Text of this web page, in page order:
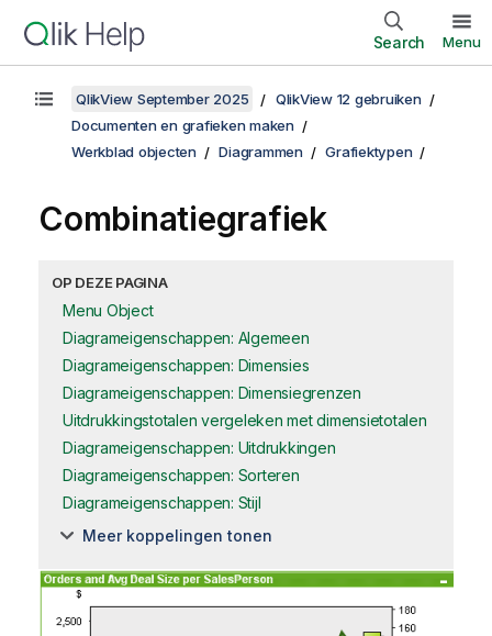
Search Menu
QlikView September 2025
QlikView 12 gebruiken
Documenten en grafieken maken
Werkblad objecten
Diagrammen Grafiektypen
Combinatiegrafiek
OP DEZE PAGINA
Menu Object
Diagrameigenschappen: Algemeen
Diagrameigenschappen: Dimensies
Diagrameigenschappen: Dimensiegrenzen
Uitdrukkingstotalen vergeleken met dimensietotalen
Diagrameigenschappen: Uitdrukkingen
Diagrameigenschappen: Sorteren
Diagrameigenschappen: Stijl
Meer koppelingen tonen